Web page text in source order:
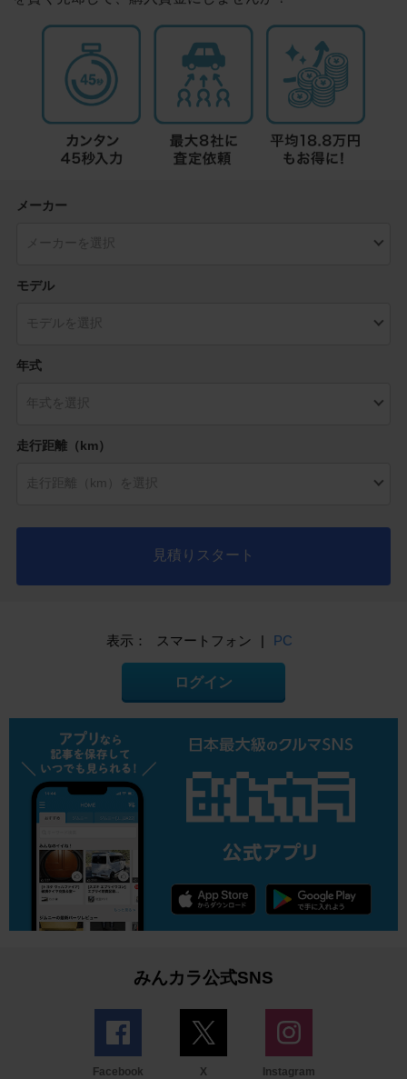
メーカー
モデル
年式
走行距離（km）
見積りスタート
表示： スマートフォン | PC
ログイン
みんカラ公式SNS
Facebook X Instagram